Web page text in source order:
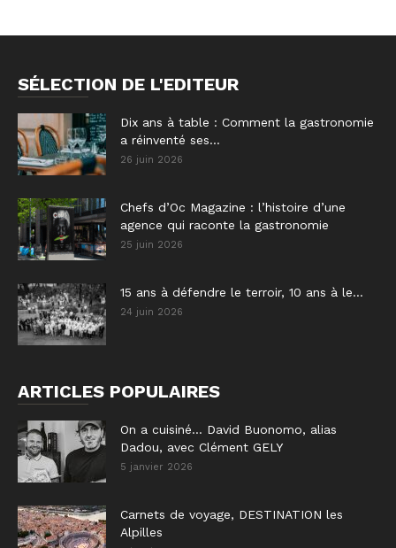
SÉLECTION DE L'EDITEUR
Dix ans à table : Comment la gastronomie
a réinventé ses...
26 juin 2026
Chefs d’Oc Magazine : l’histoire d’une
agence qui raconte la gastronomie
25 juin 2026
15 ans à défendre le terroir, 10 ans à le...
24 juin 2026
ARTICLES POPULAIRES
On a cuisiné… David Buonomo, alias
Dadou, avec Clément GELY
5 janvier 2026
Carnets de voyage, DESTINATION les
Alpilles